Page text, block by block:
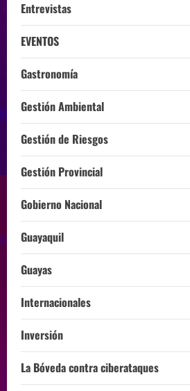
Entrevistas
EVENTOS
Gastronomía
Gestión Ambiental
Gestión de Riesgos
Gestión Provincial
Gobierno Nacional
Guayaquil
Guayas
Internacionales
Inversión
La Bóveda contra ciberataques